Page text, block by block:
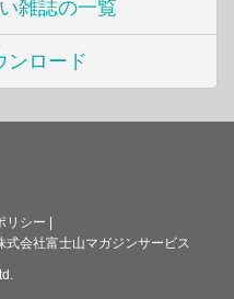
雑誌の一覧
ンロード
リシー |
式会社富士山マガジンサービス